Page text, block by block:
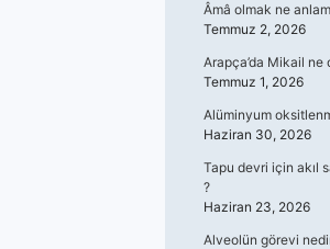
Âmâ olmak ne
Temmuz 2, 2026
Arapça’da Mikail ne
Temmuz 1, 2026
Alüminyum
Haziran 30, 2026
Tapu devri için akıl
?
Haziran 23, 2026
Alveolün görevi